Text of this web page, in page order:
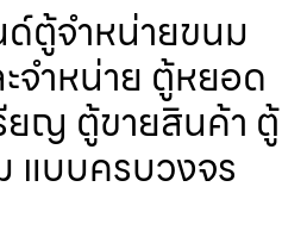
ตู้จำหน่ายขนม
จำหน่าย ตู้หยอด
ยญ ตู้ขายสินค้า ตู้
แบบครบวงจร